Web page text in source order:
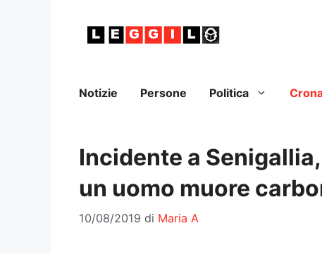
Notizie Persone Politica
Incidente a
un uomo muore
10/08/2019 di Maria A